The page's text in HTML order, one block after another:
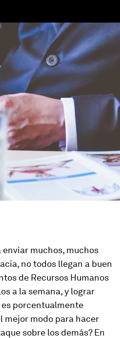
muchos, muchos
no todos llegan a buen
de Recursos Humanos
a la semana, y lograr
porcentualmente
mejor modo para hacer
sobre los demás? En